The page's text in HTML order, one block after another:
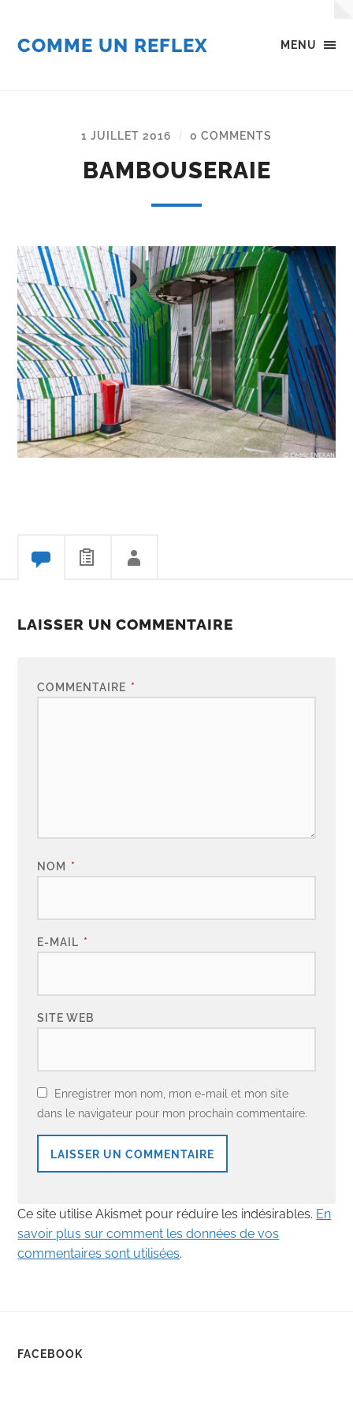
MENU
COMME UN REFLEX
1 JUILLET 2016 / 0 COMMENTS
BAMBOUSERAIE
LAISSER UN COMMENTAIRE
COMMENTAIRE *
NOM *
E-MAIL *
SITE WEB
Enregistrer mon nom, mon e-mail et mon site
dans le navigateur pour mon prochain commentaire.
Ce site utilise Akismet pour réduire les indésirables. En
savoir plus sur comment les données de vos
commentaires sont utilisées.
FACEBOOK